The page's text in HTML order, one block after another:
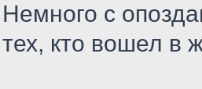
Немного с
тех, кто вошел в